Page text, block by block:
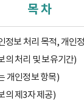
목 차
정보 처리 목적, 개인
의 처리 및 보유기간)
개인정보 항목)
의 제3자 제공)